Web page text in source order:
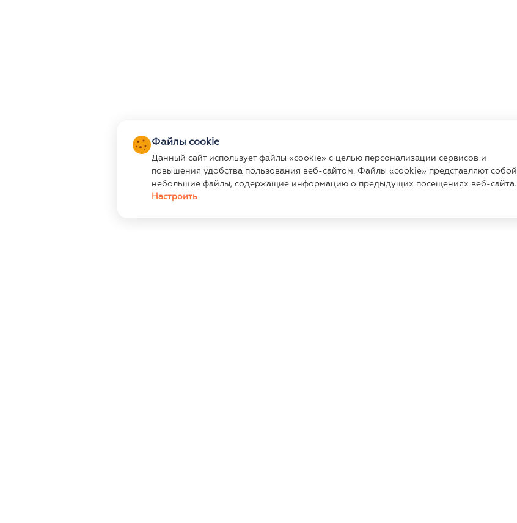
Файлы cookie
Данный сайт использует файлы «cookie» с целью персонализации сервисов и
повышения удобства пользования веб-сайтом. Файлы «cookie» представляют собой
небольшие файлы, содержащие информацию о предыдущих посещениях веб-сайта.
Настроить